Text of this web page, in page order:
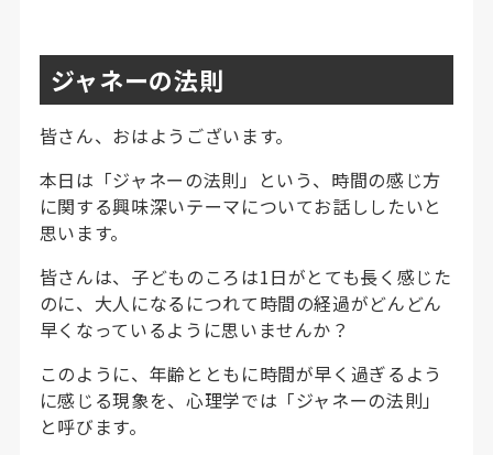
ジャネーの法則
皆さん、おはようございます。
本日は「ジャネーの法則」という、時間の感じ方
に関する興味深いテーマについてお話ししたいと
思います。
皆さんは、子どものころは1日がとても長く感じた
のに、大人になるにつれて時間の経過がどんどん
早くなっているように思いませんか？
このように、年齢とともに時間が早く過ぎるよう
に感じる現象を、心理学では「ジャネーの法則」
と呼びます。